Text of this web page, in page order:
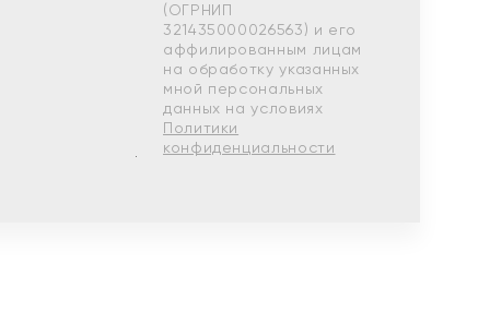
(ОГРНИП
321435000026563) и его
аффилированным лицам
на обработку указанных
мной персональных
данных на условиях
Политики
конфиденциальности